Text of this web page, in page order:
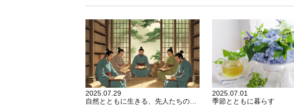
2025.07.29
2025.07.01
季節とともに暮らす